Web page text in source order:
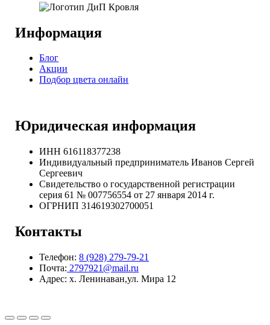
Информация
Блог
Акции
Подбор цвета онлайн
Юридическая информация
ИНН 616118377238
Индивидуальный предприниматель Иванов Сергей
Сергеевич
Свидетельство о государственной регистрации
серия 61 № 007756554 от 27 января 2014 г.
ОГРНИП314619302700051
Контакты
Телефон:8 (928) 279-79-21
Почта: 2797921@mail.ru
Адрес: х. Ленинаван,ул. Мира 12